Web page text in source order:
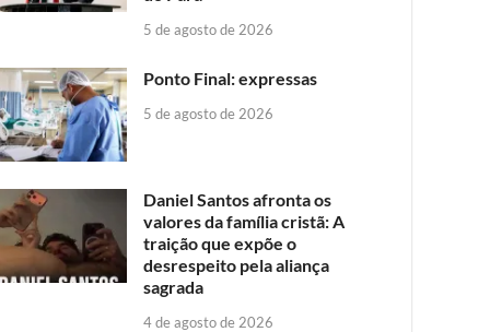
5 de agosto de 2026
Ponto Final: expressas
5 de agosto de 2026
Daniel Santos afronta os
valores da família cristã: A
traição que expõe o
desrespeito pela aliança
sagrada
4 de agosto de 2026